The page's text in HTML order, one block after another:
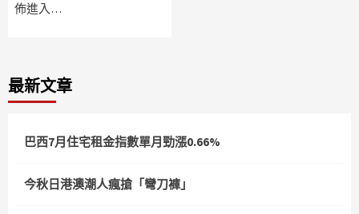
佈進入…
最新文章
巴西7月住宅租金指數單月勁漲0.66%
今秋日港澳潮人瘋搶「彎刀褲」